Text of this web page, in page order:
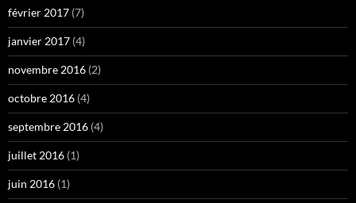
février 2017 (7)
janvier 2017 (4)
novembre 2016 (2)
octobre 2016 (4)
septembre 2016 (4)
juillet 2016 (1)
juin 2016 (1)